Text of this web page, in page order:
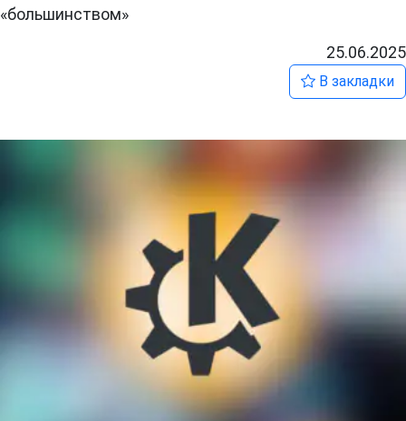
«большинством»
25.06.2025
В закладки